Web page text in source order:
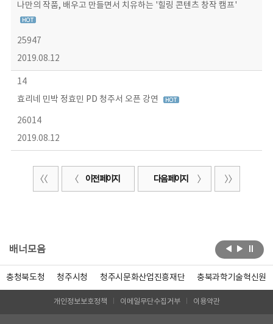
나만의 작품, 배우고 만들면서 치유하는 '힐링 콘텐츠 창작 캠프'
25947
2019.08.12
14
효리네 민박 정효민 PD 청주서 오픈 강연
26014
2019.08.12
이전 페이지 다음 페이지
배너모음
충청북도청 청주시청 청주시문화산업진흥재단 충북과학기술혁신원
개인정보보호정책 이메일무단수집거부 이용약관